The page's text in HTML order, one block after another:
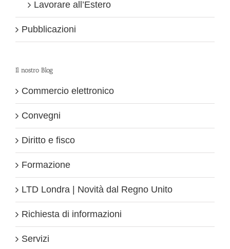
Lavorare all’Estero
Pubblicazioni
Il nostro Blog
Commercio elettronico
Convegni
Diritto e fisco
Formazione
LTD Londra | Novità dal Regno Unito
Richiesta di informazioni
Servizi